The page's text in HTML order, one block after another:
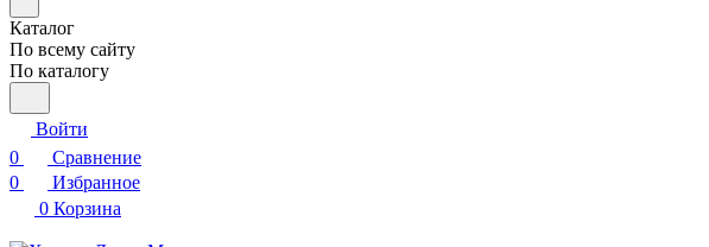
Каталог
По всему сайту
По каталогу
Войти
0
Сравнение
0
Избранное
0 Корзина